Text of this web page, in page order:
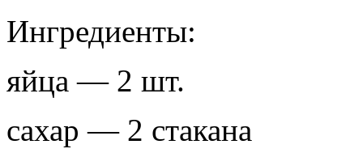
Ингредиенты:
яйца — 2 шт.
сахар — 2 стакана